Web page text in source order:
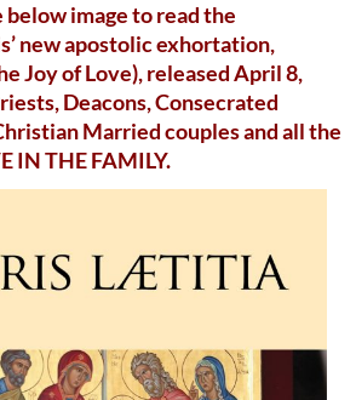
below image to read the
new apostolic exhortation,
Joy of Love), released April 8,
Deacons, Consecrated
Married couples and all the
IN THE FAMILY.